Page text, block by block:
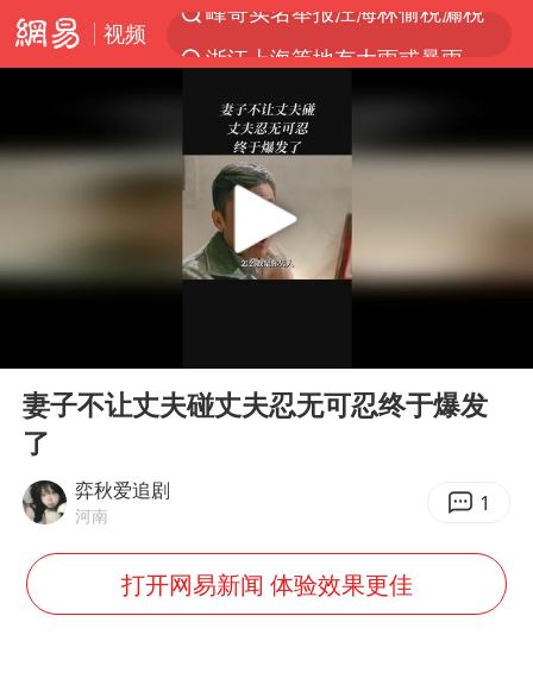
视频
浙江上海等地有大雨或暴雨
西湖突现狂风暴雨 游客瞬间被浇透
金饰克价一夜涨回1300元
视频丨中国东方电气集团原党组副书记、董事宋致远被查
浙江台州《告全体市民书》
牛津大学一纸声明甩不了锅
海鲜忘车里4天打开门满车都是蛆
Play
妻子不让丈夫碰丈夫忍无可忍终于爆发
了
弈秋爱追剧
河南 1
打开网易新闻 体验效果更佳